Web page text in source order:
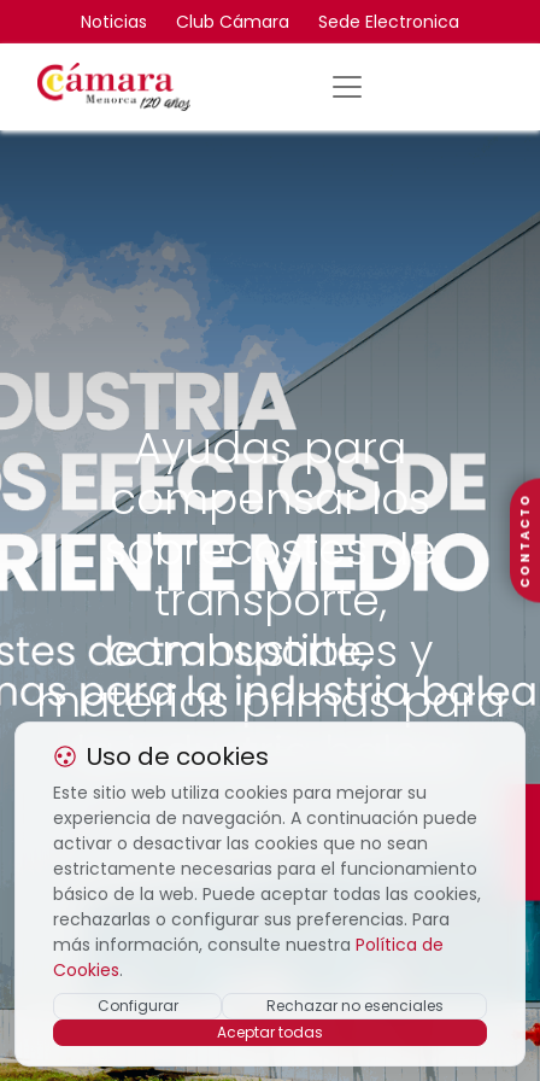
Noticias Club Cámara Sede Electronica
Ayudas para
compensar los
sobrecostes de
transporte,
combustibles y
materias primas para
la industria balear
Uso de cookies
Este sitio web utiliza cookies para mejorar su
experiencia de navegación. A continuación puede
activar o desactivar las cookies que no sean
estrictamente necesarias para el funcionamiento
básico de la web. Puede aceptar todas las cookies,
rechazarlas o configurar sus preferencias. Para
más información, consulte nuestra Política de
Cookies.
Configurar
Rechazar no esenciales
Aceptar todas
CONTACTO